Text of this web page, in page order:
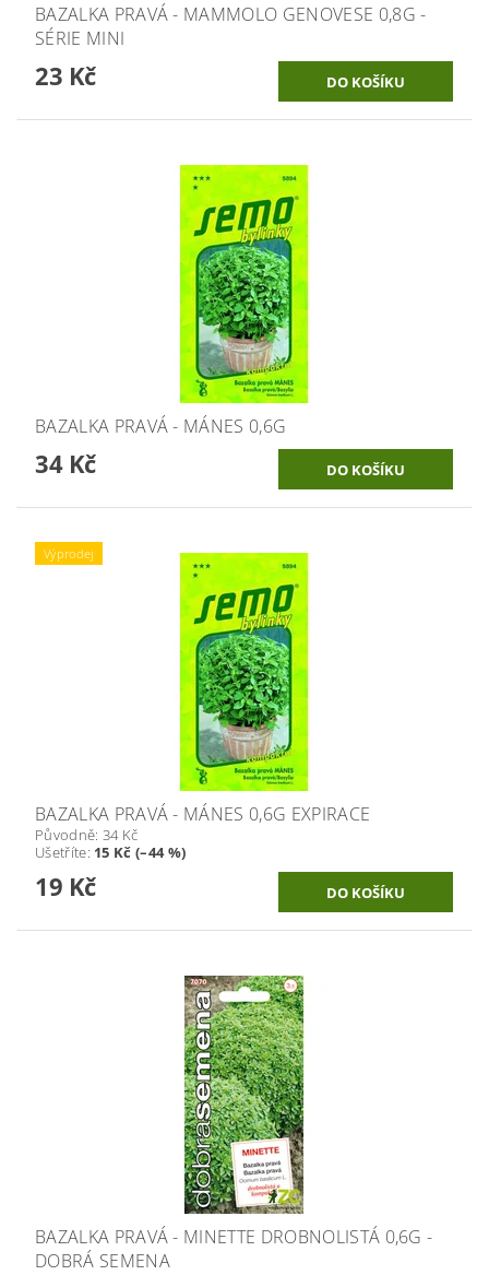
BAZALKA PRAVÁ - MAMMOLO GENOVESE 0,8G -
SÉRIE MINI
23 Kč
BAZALKA PRAVÁ - MÁNES 0,6G
34 Kč
Výprodej
BAZALKA PRAVÁ - MÁNES 0,6G EXPIRACE
Původně: 34 Kč
Ušetříte: 15 Kč (–44 %)
19 Kč
BAZALKA PRAVÁ - MINETTE DROBNOLISTÁ 0,6G -
DOBRÁ SEMENA